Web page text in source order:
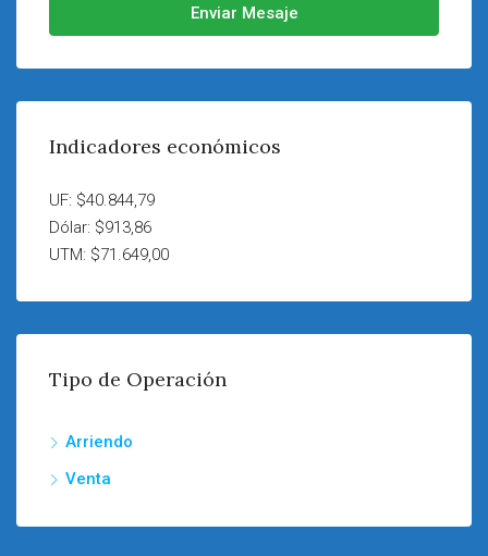
Enviar Mesaje
Indicadores económicos
UF: $40.844,79
Dólar: $913,86
UTM: $71.649,00
Tipo de Operación
Arriendo
Venta